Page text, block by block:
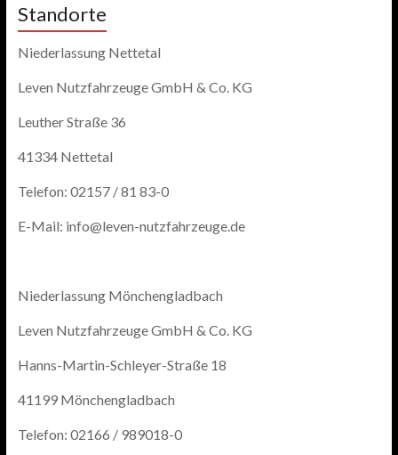
Standorte
Niederlassung Nettetal
Leven Nutzfahrzeuge GmbH & Co. KG
Leuther Straße 36
41334 Nettetal
Telefon: 02157 / 81 83-0
E-Mail: info@leven-nutzfahrzeuge.de
Niederlassung Mönchengladbach
Leven Nutzfahrzeuge GmbH & Co. KG
Hanns-Martin-Schleyer-Straße 18
41199 Mönchengladbach
Telefon: 02166 / 989018-0